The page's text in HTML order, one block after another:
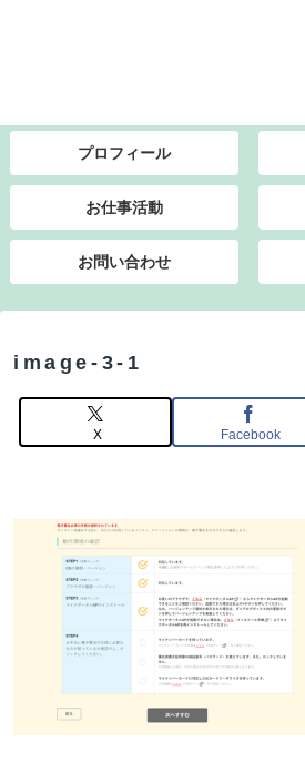
プロフィール
お仕事活動
お問い合わせ
image-3-1
X Facebook